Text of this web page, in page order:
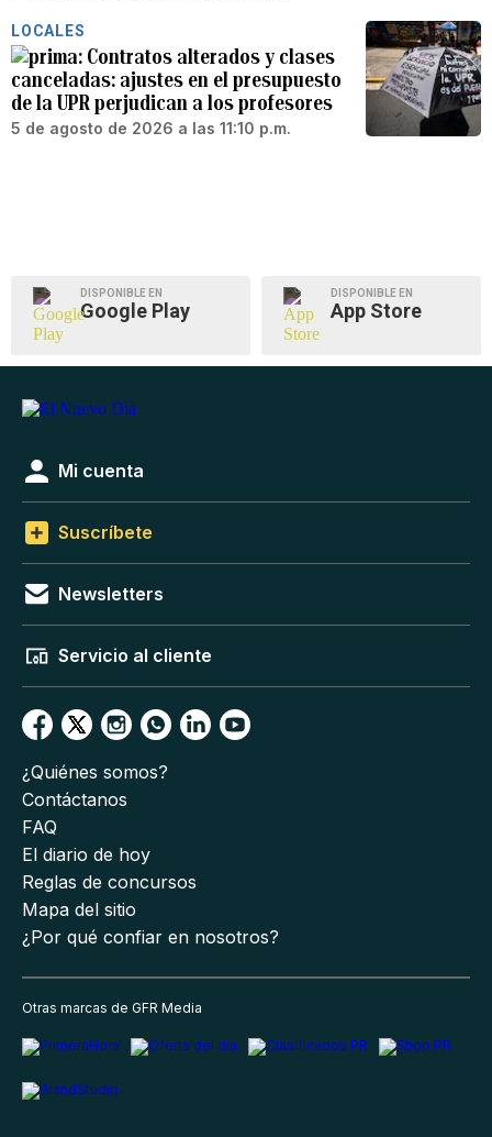
LOCALES
Contratos alterados y clases
canceladas: ajustes en el presupuesto
de la UPR perjudican a los profesores
5 de agosto de 2026 a las 11:10 p.m.
DISPONIBLE EN
Google Play
DISPONIBLE EN
App Store
Mi cuenta
Suscríbete
Newsletters
Servicio al cliente
¿Quiénes somos?
Contáctanos
FAQ
El diario de hoy
Reglas de concursos
Mapa del sitio
¿Por qué confiar en nosotros?
Otras marcas de GFR Media